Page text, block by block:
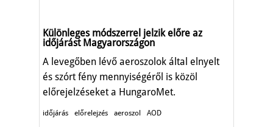
Különleges módszerrel jelzik előre az
időjárást Magyarországon
A levegőben lévő aeroszolok által elnyelt
és szórt fény mennyiségéről is közöl
előrejelzéseket a HungaroMet.
időjárás előrelejzés aeroszol AOD